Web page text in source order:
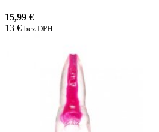
15,99 €
13 € bez DPH